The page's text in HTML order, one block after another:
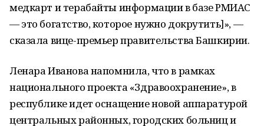
медкарт и терабайты информации в базе РМИАС
— это богатство, которое нужно докрутить]», —
сказала вице-премьер правительства Башкирии.
Ленара Иванова напомнила, что в рамках
национального проекта «Здравоохранение», в
республике идет оснащение новой аппаратурой
центральных районных, городских больниц и